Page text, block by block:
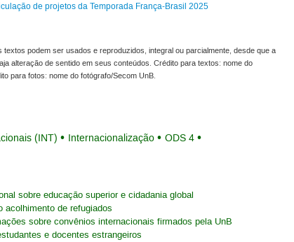
de projetos da Temporada França-Brasil 2025
podem ser usados e reproduzidos, integral ou parcialmente, desde que a
alteração de sentido em seus conteúdos. Crédito para textos: nome do
para fotos: nome do fotógrafo/Secom UnB.
(INT) Internacionalização
ODS 4
sobre educação superior e cidadania global
acolhimento de refugiados
sobre convênios internacionais firmados pela UnB
e docentes estrangeiros